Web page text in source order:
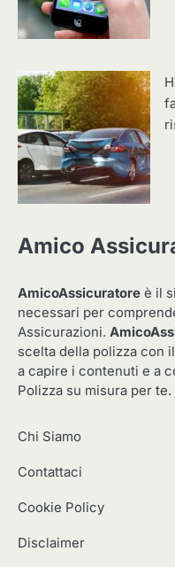
Amico
AmicoAssicuratore è il
necessari per
Assicurazioni.
scelta della polizza con
a capire i contenuti e a
Polizza su misura per te.
Chi Siamo
Contattaci
Cookie Policy
Disclaimer